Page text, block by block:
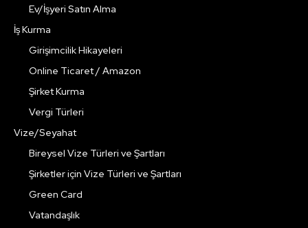
Ev/İşyeri Satın Alma
İş Kurma
Girişimcilik Hikayeleri
Online Ticaret / Amazon
Şirket Kurma
Vergi Türleri
Vize/Seyahat
Bireysel Vize Türleri ve Şartları
Şirketler için Vize Türleri ve Şartları
Green Card
Vatandaşlık